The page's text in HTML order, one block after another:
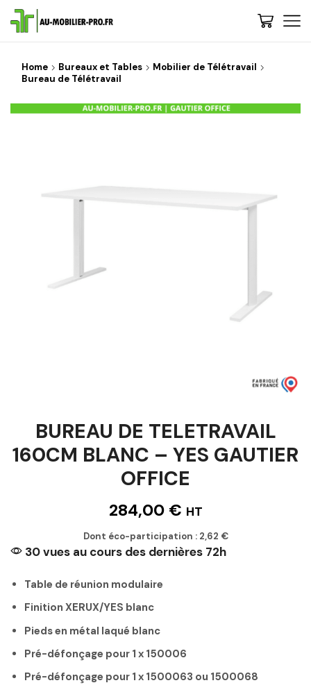
Home Bureaux et Tables
Mobilier de Télétravail
Bureau de Télétravail
BUREAU DE TELETRAVAIL
160CM BLANC – YES GAUTIER
OFFICE
284,00 € HT
Dont éco-participation : 2,62 €
30 vues au cours des dernières 72h
Table de réunion modulaire
Finition XERUX/YES blanc
Pieds en métal laqué blanc
Pré-défonçage pour 1 x 150006
Pré-défonçage pour 1 x 1500063 ou 1500068